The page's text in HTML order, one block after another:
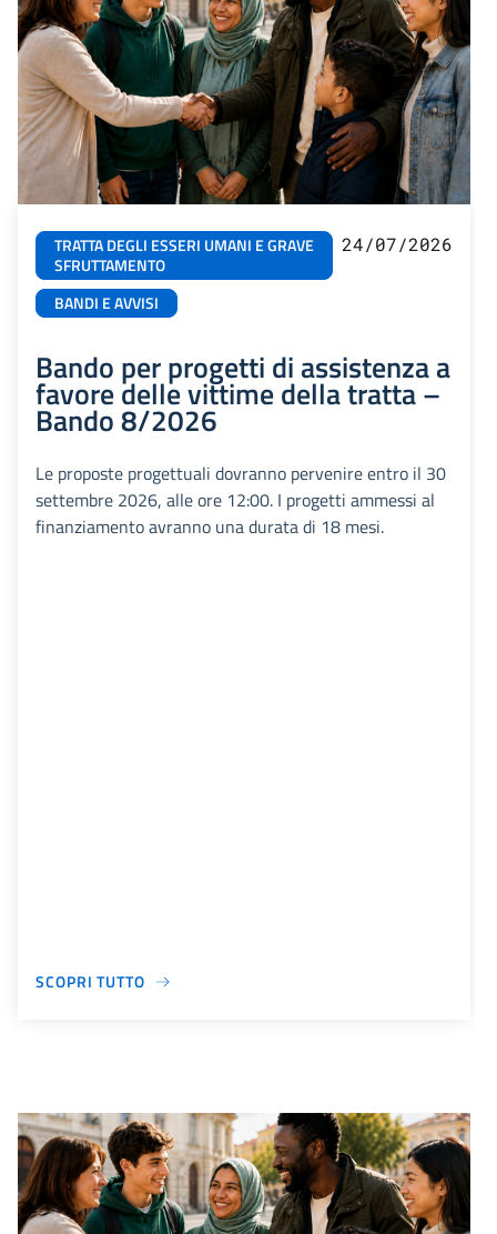
TRATTA DEGLI ESSERI UMANI E GRAVE
SFRUTTAMENTO
BANDI E AVVISI
24/07/2026
Bando per progetti di assistenza a
favore delle vittime della tratta –
Bando 8/2026
Le proposte progettuali dovranno pervenire entro il 30
settembre 2026, alle ore 12:00. I progetti ammessi al
finanziamento avranno una durata di 18 mesi.
SCOPRI TUTTO